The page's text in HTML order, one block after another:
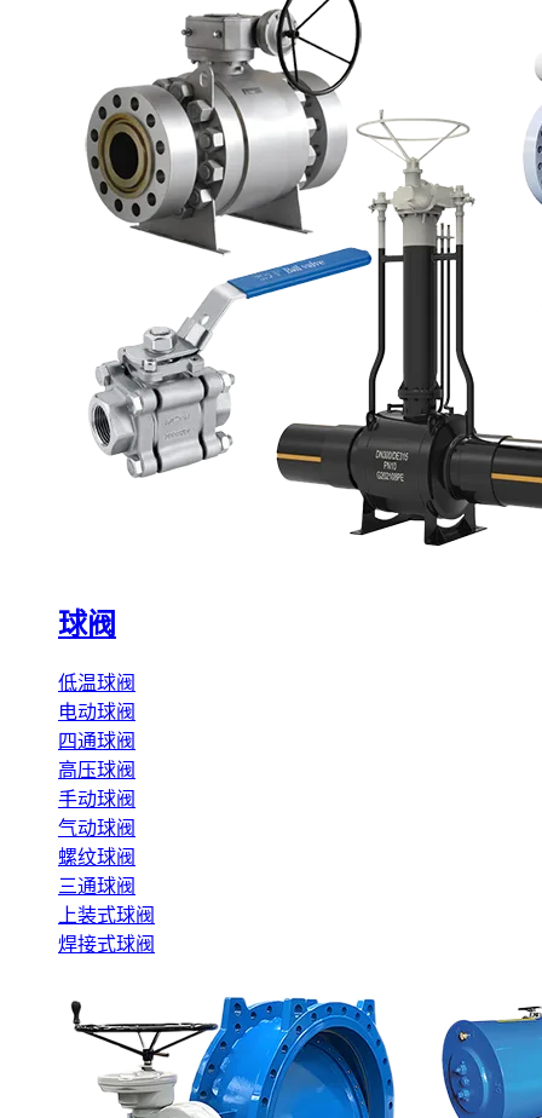
球阀
低温球阀
电动球阀
四通球阀
高压球阀
手动球阀
气动球阀
螺纹球阀
三通球阀
上装式球阀
焊接式球阀